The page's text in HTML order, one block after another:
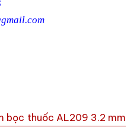
bọc thuốc AL209 3.2 mm